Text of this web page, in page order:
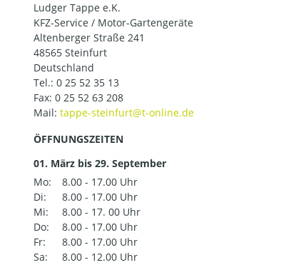
Ludger Tappe e.K.
KFZ-Service / Motor-Gartengeräte
Altenberger Straße 241
48565 Steinfurt
Deutschland
Tel.: 0 25 52 35 13
Fax: 0 25 52 63 208
Mail:
ÖFFNUNGSZEITEN
01. März bis 29. September
Mo:
8.00 - 17.00 Uhr
Di:
8.00 - 17.00 Uhr
Mi:
8.00 - 17. 00 Uhr
Do:
8.00 - 17.00 Uhr
Fr:
8.00 - 17.00 Uhr
Sa:
8.00 - 12.00 Uhr